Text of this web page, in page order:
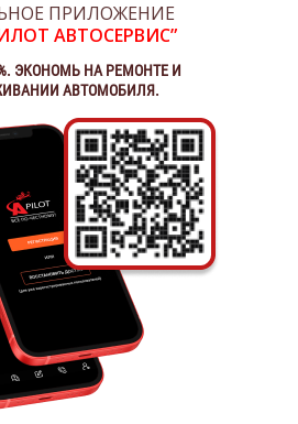
ПРИЛОЖЕНИЕ
АВТОСЕРВИС”
ЭКОНОМЬ НА РЕМОНТЕ И
АВТОМОБИЛЯ.